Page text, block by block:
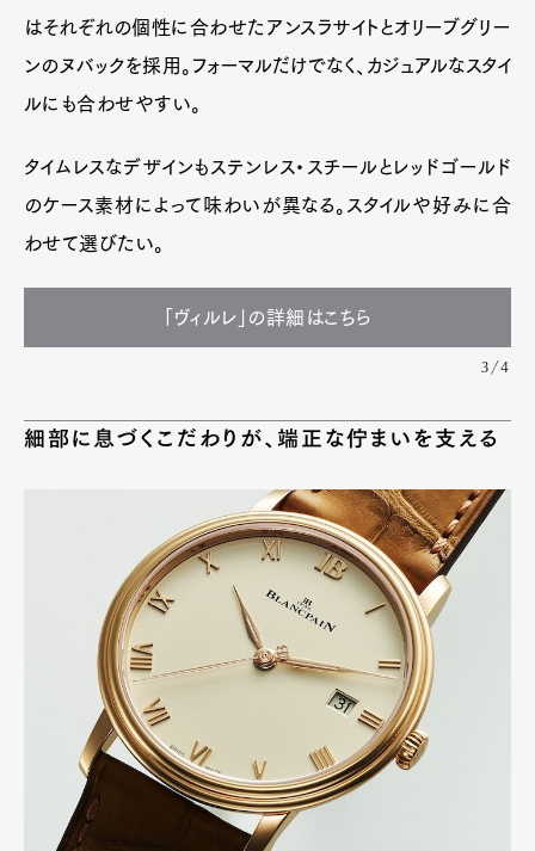
はそれぞれの個性に合わせたアンスラサイトとオリーブグリー
ンのヌバックを採用。フォーマルだけでなく、カジュアルなスタイ
ルにも合わせやすい。
タイムレスなデザインもステンレス・スチールとレッドゴールド
のケース素材によって味わいが異なる。スタイルや好みに合
わせて選びたい。
「ヴィルレ」の詳細はこちら
3/4
細部に息づくこだわりが、端正な佇まいを支える